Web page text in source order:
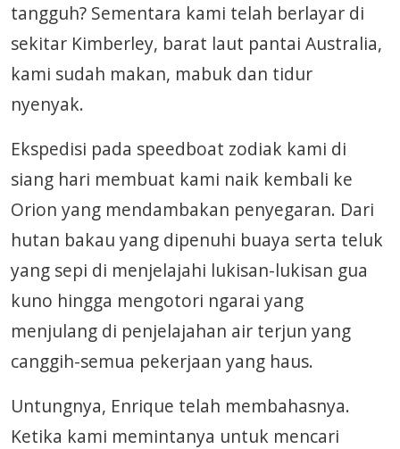
tangguh? Sementara kami telah berlayar di
sekitar Kimberley, barat laut pantai Australia,
kami sudah makan, mabuk dan tidur
nyenyak.
Ekspedisi pada speedboat zodiak kami di
siang hari membuat kami naik kembali ke
Orion yang mendambakan penyegaran. Dari
hutan bakau yang dipenuhi buaya serta teluk
yang sepi di menjelajahi lukisan-lukisan gua
kuno hingga mengotori ngarai yang
menjulang di penjelajahan air terjun yang
canggih-semua pekerjaan yang haus.
Untungnya, Enrique telah membahasnya.
Ketika kami memintanya untuk mencari